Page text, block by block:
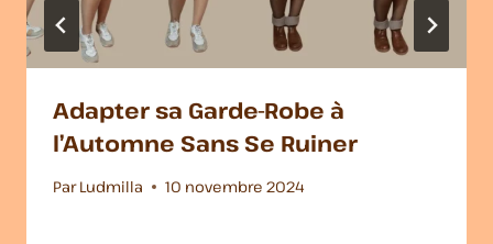
Adapter sa Garde-Robe à
l’Automne Sans Se Ruiner
Par Ludmilla 10 novembre 2024